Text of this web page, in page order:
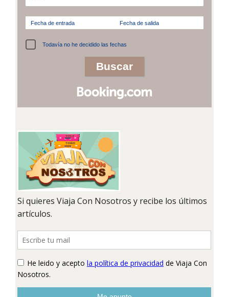
Fecha de entrada Fecha de salida
Todavía no he decidido las fechas